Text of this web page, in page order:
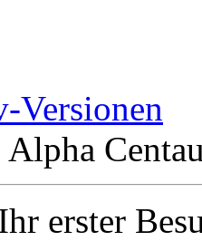
Versionen
Alpha
erster